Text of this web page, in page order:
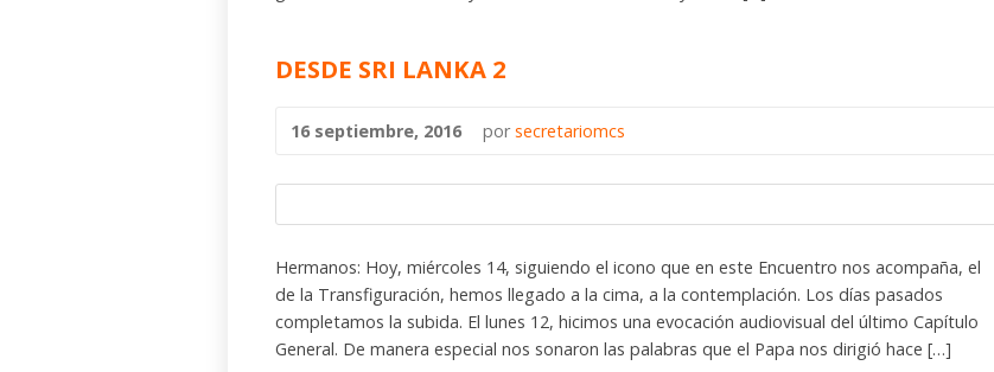
DESDE SRI LANKA 2
16 septiembre, 2016 porsecretariomcs
Hermanos: Hoy, miércoles 14, siguiendo el icono que en este Encuentro nos acompaña, el
de la Transfiguración, hemos llegado a la cima, a la contemplación. Los días pasados
completamos la subida. El lunes 12, hicimos una evocación audiovisual del último Capítulo
General. De manera especial nos sonaron las palabras que el Papa nos dirigió hace […]